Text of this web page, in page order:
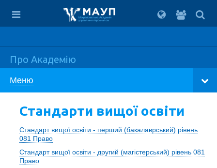
Вхід
для
Міжрегіональна Академія
управління персоналом
Про Академію
Меню
Стандарти вищої освіти
Стандарт вищої освіти - перший (бакалаврський) рівень
081 Право
Стандарт вищої освіти - другий (магістерський) рівень 081
Право